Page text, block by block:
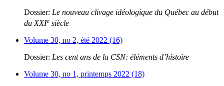
Dossier: Le nouveau clivage idéologique du Québec au début
du XXIe siècle
Volume 30, no 2, été 2022 (16)
Dossier: Les cent ans de la CSN: éléments d’histoire
Volume 30, no 1, printemps 2022 (18)